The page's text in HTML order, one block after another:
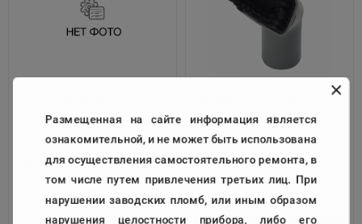
Размещенная на сайте информация является
ознакомительной, и не может быть использована
для осуществления самостоятельного ремонта, в
том числе путем привлечения третьих лиц. При
нарушении заводских пломб, или иным образом
нарушения целостности прибора, либо его
190806
₽
Код: 139932
1 340₽